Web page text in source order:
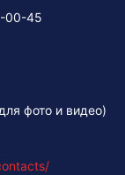
00-45
фото и видео)